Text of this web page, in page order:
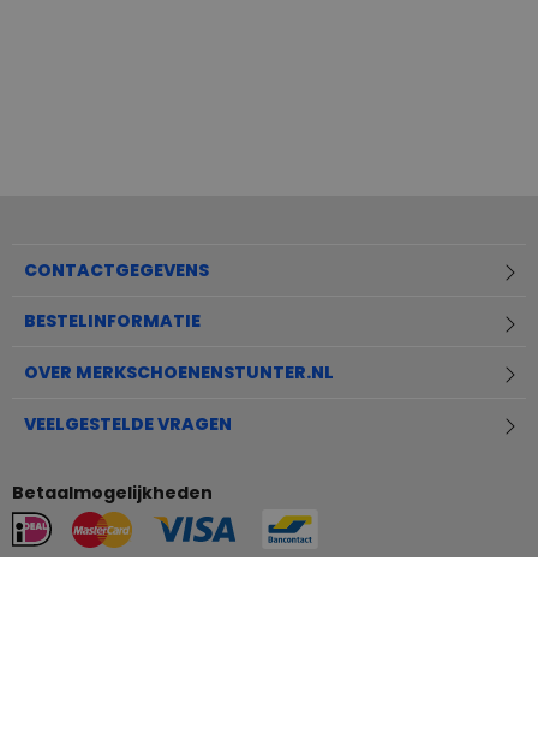
CONTACTGEGEVENS
BESTELINFORMATIE
OVER MERKSCHOENENSTUNTER.NL
VEELGESTELDE VRAGEN
Betaalmogelijkheden